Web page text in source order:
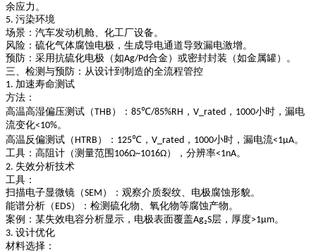
余应力。
5. 污染环境
场景 ：汽车发动机舱、化工厂设备。
风险 ：硫化气体腐蚀电极，生成导电通道导致漏电激增。
预防 ：采用抗硫化电极（如Ag/Pd合金）或密封封装（如金属罐）。
三、检测与预防：从设计到制造的全流程管控
1. 加速寿命测试
方法 ：
高温高湿偏压测试（THB ） ： 85℃/85%RH ， V_rated ， 1000小时，漏电
流变化<10%。
高温反偏测试（ HTRB ） ： 125℃ ， V_rated ， 1000小时，漏电流<1μA。
工具 ：高阻计（测量范围 106Ω~1016Ω），分辨率<1nA。
2. 失效分析技术
工具 ：
扫描电子显微镜（SEM ）
：观察介质裂纹、电极腐蚀形貌。
能谱分析（ EDS）
：检测硫化物、氧化物等腐蚀产物。
案例 ：某失效电容分析显示，电极表面覆盖Ag₂S层，厚度>1μm。
3. 设计优化
材料选择 ：